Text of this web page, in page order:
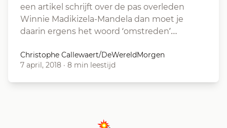
een artikel schrijft over de pas overleden
Winnie Madikizela-Mandela dan moet je
daarin ergens het woord ‘omstreden’…
Christophe Callewaert/DeWereldMorgen
7 april, 2018 · 8 min leestijd